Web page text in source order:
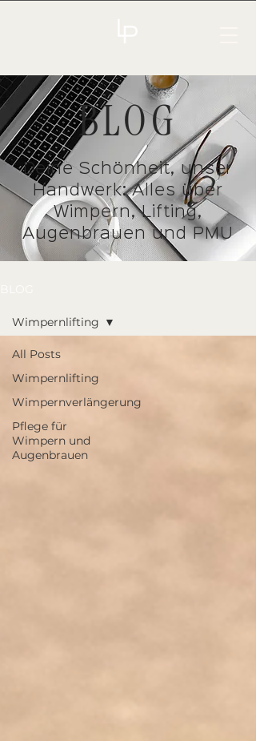
BLOG
Deine Schönheit, unser
Handwerk: Alles über
Wimpern, Lifting,
Augenbrauen und PMU
All Posts
Wimpernlifting
Wimpernverlängerung
Pflege für
Wimpern und
Augenbrauen
Wimpernlifting